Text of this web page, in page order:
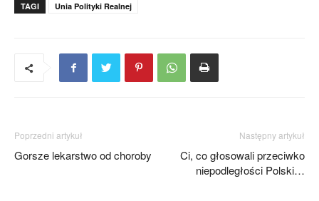
TAGI Unia Polityki Realnej
Poprzedni artykuł
Gorsze lekarstwo od choroby
Następny artykuł
Ci, co głosowali przeciwko
niepodległości Polski…